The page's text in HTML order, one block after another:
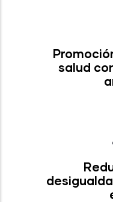
salud